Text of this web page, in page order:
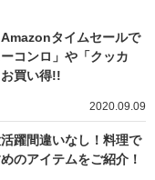
タイムセールで
ーコンロ」や「クッカ
買い得!!
2020.09.09
躍間違いなし！料理で
のアイテムをご紹介！